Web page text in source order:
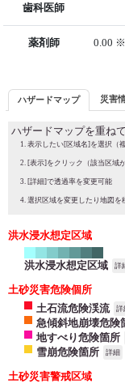
歯科医師
薬剤師 0.00
ハザードマップ 災害
ハザードマップを重ね
表示したい[区域名]を選択（
[表示]をクリック（該当区域
[詳細]で透過率を変更可能
選択区域を変更したり地図
洪水浸水想定区域
洪水浸水想定区域 詳
土砂災害危険個所
土石流危険渓流
詳
急傾斜地崩壊危険
地すべり危険箇所
雪崩危険箇所 詳細
土砂災害警戒区域